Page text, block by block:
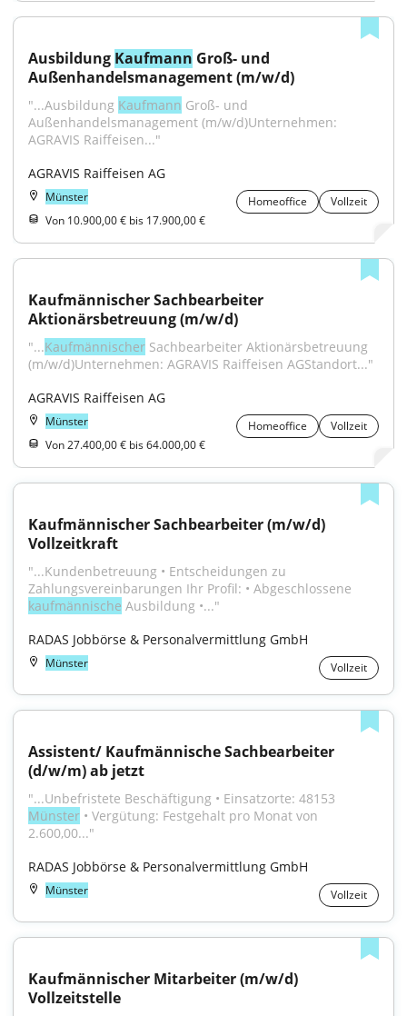
Ausbildung Kaufmann Groß- und
Außenhandelsmanagement (m/w/d)
"...Ausbildung Kaufmann Groß- und
Außenhandelsmanagement (m/w/d)Unternehmen:
AGRAVIS Raiffeisen..."
AGRAVIS Raiffeisen AG
Münster Homeoffice
Vollzeit
Von 10.900,00 € bis 17.900,00 €
Kaufmännischer Sachbearbeiter
Aktionärsbetreuung (m/w/d)
"...Kaufmännischer Sachbearbeiter Aktionärsbetreuung
(m/w/d)Unternehmen: AGRAVIS Raiffeisen AGStandort..."
AGRAVIS Raiffeisen AG
Münster Homeoffice
Vollzeit
Von 27.400,00 € bis 64.000,00 €
Kaufmännischer Sachbearbeiter (m/w/d)
Vollzeitkraft
"...Kundenbetreuung • Entscheidungen zu
kaufmännische Ausbildung •..."
RADAS Jobbörse & Personalvermittlung GmbH
Münster Vollzeit
Assistent/ Kaufmännische Sachbearbeiter
(d/w/m) ab jetzt
Münster • Vergütung: Festgehalt pro Monat von
2.600,00..."
RADAS Jobbörse & Personalvermittlung GmbH
Münster Vollzeit
Kaufmännischer Mitarbeiter (m/w/d)
Vollzeitstelle